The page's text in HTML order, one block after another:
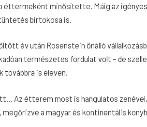
éttermeként minősítette. Máig az
birtokosa is.
év után Rosenstein önálló
természetes fordulat volt – de
továbbra is eleven.
Az étterem most is hangulatos
a magyar és kontinentális